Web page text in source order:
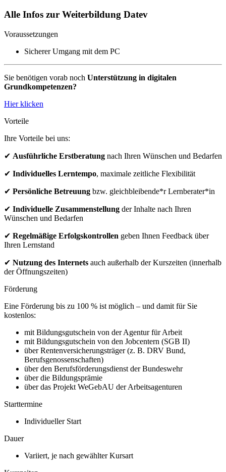
Alle Infos zur Weiterbildung Datev
Voraussetzungen
Sicherer Umgang mit dem PC
Sie benötigen vorab noch Unterstützung in digitalen
Grundkompetenzen?
Hier klicken
Vorteile
Ihre Vorteile bei uns:
✔ Ausführliche Erstberatung nach Ihren Wünschen und Bedarfen
✔ Individuelles Lerntempo, maximale zeitliche Flexibilität
✔ Persönliche Betreuung bzw. gleichbleibende*r Lernberater*in
✔ Individuelle Zusammenstellung der Inhalte nach Ihren
Wünschen und Bedarfen
✔ Regelmäßige Erfolgskontrollen geben Ihnen Feedback über
Ihren Lernstand
✔ Nutzung des Internets auch außerhalb der Kurszeiten (innerhalb
der Öffnungszeiten)
Förderung
Eine Förderung bis zu 100 % ist möglich – und damit für Sie
kostenlos:
mit Bildungsgutschein von der Agentur für Arbeit
mit Bildungsgutschein von den Jobcentern (SGB II)
über Rentenversicherungsträger (z. B. DRV Bund,
Berufsgenossenschaften)
über den Berufsförderungsdienst der Bundeswehr
über die Bildungsprämie
über das Projekt WeGebAU der Arbeitsagenturen
Starttermine
Individueller Start
Dauer
Variiert, je nach gewählter Kursart